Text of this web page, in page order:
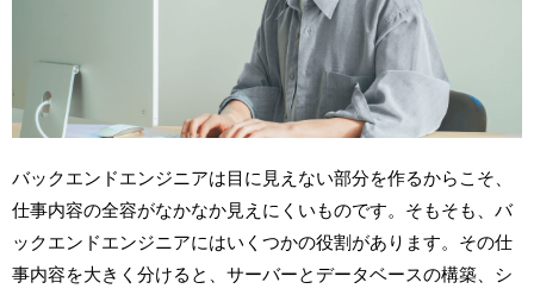
バックエンドエンジニアは目に見えない部分を作るからこそ、
仕事内容の全容がなかなか見えにくいものです。そもそも、バ
ックエンドエンジニアにはいくつかの役割があります。その仕
事内容を大きく分けると、サーバーとデータベースの構築、シ